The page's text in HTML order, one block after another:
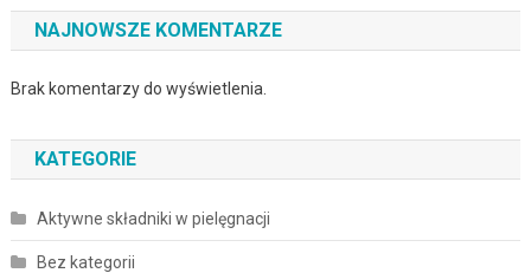
NAJNOWSZE KOMENTARZE
Brak komentarzy do wyświetlenia.
KATEGORIE
Aktywne składniki w pielęgnacji
Bez kategorii